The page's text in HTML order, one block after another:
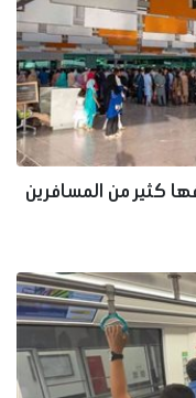
كثير من المسافرين